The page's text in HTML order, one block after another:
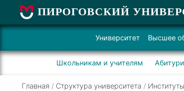
ПИРОГОВСКИЙ
Университет Высшее
Школьникам и учителям
Главная / Структура университета / Институты